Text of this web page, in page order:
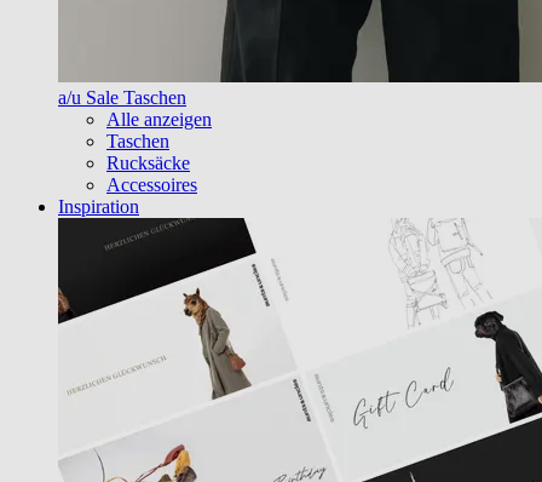
a/u Sale Taschen
Alle anzeigen
Taschen
Rucksäcke
Accessoires
Inspiration